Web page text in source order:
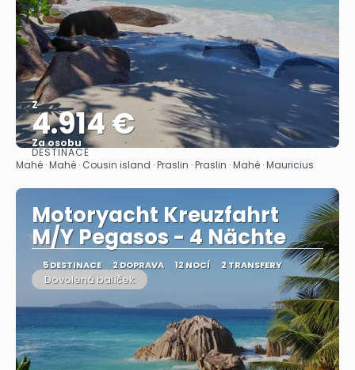
Z
4.914 €
Za osobu
Zobrazit
DESTINACE
Mahé · Mahé · Cousin island · Praslin · Praslin · Mahé · Mauricius
Motoryacht Kreuzfahrt
M/Y Pegasos - 4 Nächte
5 DESTINACE 2 DOPRAVA 12 NOCÍ 2 TRANSFERY
Dovolená balíček